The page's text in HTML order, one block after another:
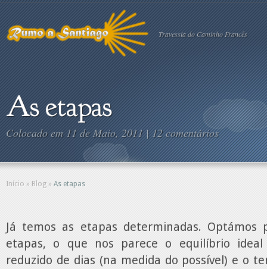
Travessia do Caminho Francês
As etapas
Colocado em 11 de Maio, 2011 |12 comentários
Início » Blog » As etapas
Já temos as etapas determinadas.
etapas, o que nos parece o equilíbrio
reduzido de dias (na medida do possível) e o